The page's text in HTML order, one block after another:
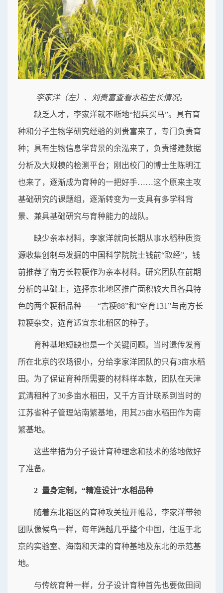
李家洋（左）、刘贵富查看水稻生长情况。
缺乏人才，李家洋就不断地“招兵买马”。具有育
种和分子生物学研究经验的刘贵富来了，专门负责育
种；具有生物信息学背景的余泓来了，负责搭建数据
分析及大规模的检测平台；刚出校门的博士生陈明江
也来了，逐渐成为育种的一把好手……这个原来主攻
基础研究的课题组，逐渐转变为一支具有多学科背
景、兼具基础研究与育种能力的战队。
缺少亲本材料，李家洋就向长期从事水稻种质资
源收集创制与发掘的中国科学院院士钱前“取经”，钱
前推荐了南方长粒粳作为亲本材料。研究团队在前期
分析的基础上，选择东北地区推广面积较大且各具特
色的两个粳稻品种——“吉粳88”和“空育131”与南方长
粒粳杂交，选育适宜东北稻区的种子。
育种基地短缺也是一个关键问题。当时遗传发育
所在北京的农场很小，分给李家洋团队的只有3亩水稻
田。为了保证育种所需要的材料样本数，团队在天津
武清租种了30多亩水稻田，又千方百计联系到当时的
江苏省种子管理站南繁基地，用其25亩水稻田作为南
繁基地。
这些举措为分子设计育种理念和技术的落地做好
了准备。
2 量身定制，“精准设计”水稻品种
随着东北稻区的育种攻关拉开帷幕，李家洋带领
团队像候鸟一样，每年跨越几乎整个中国，往返于北
京的实验室、海南和天津的育种基地及东北的示范基
地。
与传统育种一样，分子设计育种首先也要做田间